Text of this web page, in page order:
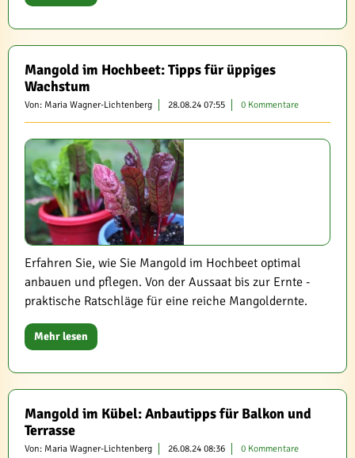
Mangold im Hochbeet: Tipps für üppiges
Wachstum
Von: Maria Wagner-Lichtenberg 28.08.24 07:55 0 Kommentare
Erfahren Sie, wie Sie Mangold im Hochbeet optimal
anbauen und pflegen. Von der Aussaat bis zur Ernte -
praktische Ratschläge für eine reiche Mangoldernte.
Mehr lesen
Mangold im Kübel: Anbautipps für Balkon und
Terrasse
Von: Maria Wagner-Lichtenberg 26.08.24 08:36 0 Kommentare